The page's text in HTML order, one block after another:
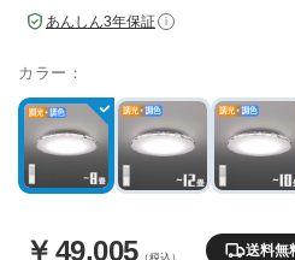
あんしん3年保証 i
カラー：
￥ 49,005 送料無